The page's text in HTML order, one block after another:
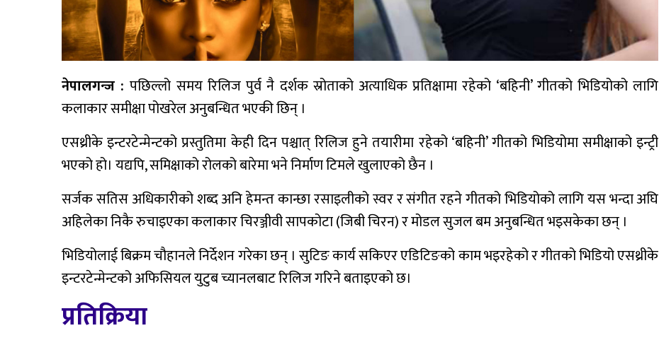
नेपालगन्ज :पछिल्लो समय रिलिज पुर्व नै दर्शक स्रोताको अत्याधिक प्रतिक्षामा रहेको ‘बहिनी’ गीतको भिडियोको लागि
कलाकार समीक्षा पोखरेल अनुबन्धित भएकी छिन् ।
एसथ्रीके इन्टरटेन्मेन्टको प्रस्तुतिमा केही दिन पश्चात् रिलिज हुने तयारीमा रहेको ‘बहिनी’ गीतको भिडियोमा समीक्षाको इन्ट्री
भएको हो। यद्यपि, समिक्षाको रोलको बारेमा भने निर्माण टिमले खुलाएको छैन ।
सर्जक सतिस अधिकारीको शब्द अनि हेमन्त कान्छा रसाइलीको स्वर र संगीत रहने गीतको भिडियोको लागि यस भन्दा अघि
अहिलेका निकै रुचाइएका कलाकार चिरञ्जीवी सापकोटा (जिबी चिरन) र मोडल सुजल बम अनुबन्धित भइसकेका छन् ।
भिडियोलाई बिक्रम चौहानले निर्देशन गरेका छन् । सुटिङ कार्य सकिएर एडिटिङको काम भइरहेको र गीतको भिडियो एसथ्रीके
इन्टरटेन्मेन्टको अफिसियल युटुब च्यानलबाट रिलिज गरिने बताइएको छ।
प्रतिक्रिया